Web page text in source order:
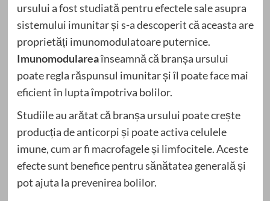
ursului a fost studiată pentru efectele sale asupra
sistemului imunitar și s-a descoperit că aceasta are
proprietăți imunomodulatoare puternice.
Imunomodulareaînseamnă că branșa ursului
poate regla răspunsul imunitar și îl poate face mai
eficient în lupta împotriva bolilor.
Studiile au arătat că branșa ursului poate crește
producția de anticorpi și poate activa celulele
imune, cum ar fi macrofagele și limfocitele. Aceste
efecte sunt benefice pentru sănătatea generală și
pot ajuta la prevenirea bolilor.